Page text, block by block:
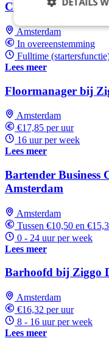
Chef de Rang |
Amsterdam
In overeenstemming
Fulltime
Lees meer
Floormanager bij
Amsterdam
€17,85 per uur
16 uur per week
Lees meer
Bartender Business
Amsterdam
Amsterdam
Tussen €10,50 en
0 - 24 uur per week
Lees meer
Barhoofd bij Ziggo
Amsterdam
€16,32 per uur
8 - 16 uur per week
Lees meer